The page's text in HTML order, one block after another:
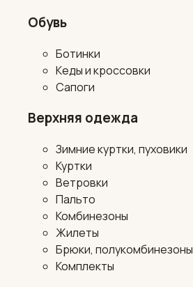
Обувь
Ботинки
Кеды и кроссовки
Сапоги
Верхняя одежда
Зимние куртки, пуховики
Куртки
Ветровки
Пальто
Комбинезоны
Жилеты
Брюки, полукомбинезоны
Комплекты